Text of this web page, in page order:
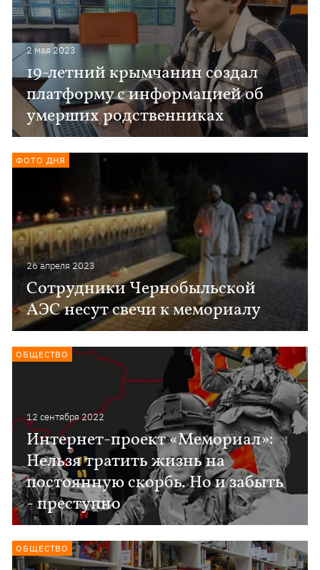
2 мая 2023
19-летний крымчанин создал
платформу с информацией об
умерших родственниках
26 апреля 2023
Сотрудники Чернобыльской
АЭС несут свечи к мемориалу
ФОТО ДНЯ
12 сентября 2022
Интернет-проект «Мемориал»:
Нельзя тратить жизнь на
постоянную скорбь. Но и забыть
- преступно
ОБЩЕСТВО
ОБЩЕСТВО